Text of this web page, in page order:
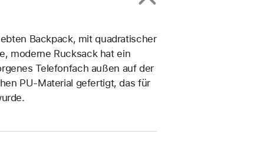
Backpack, mit quadratischer
moderne Rucksack hat ein
Telefonfach außen auf der
PU-Material gefertigt, das für